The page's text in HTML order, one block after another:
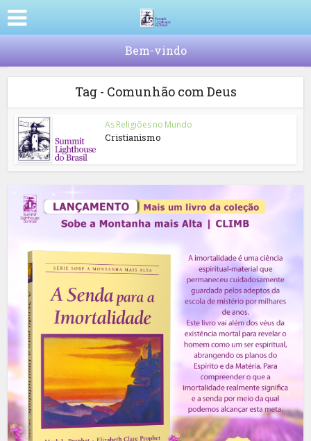
Bem-vindo
Tag - Comunhão com Deus
As Religiões no Mundo
Cristianismo